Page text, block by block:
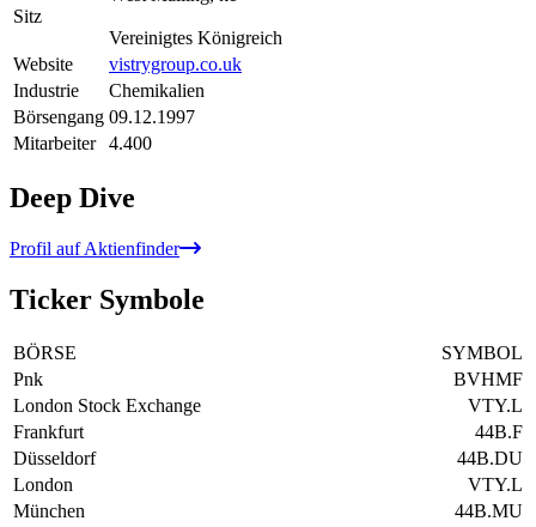
Sitz
Vereinigtes Königreich
Website
vistrygroup.co.uk
Industrie
Chemikalien
Börsengang 09.12.1997
Mitarbeiter
4.400
Deep Dive
Profil auf Aktienfinder
Ticker Symbole
BÖRSE
SYMBOL
Pnk
BVHMF
London Stock Exchange
VTY.L
Frankfurt
44B.F
Düsseldorf
44B.DU
London
VTY.L
München
44B.MU